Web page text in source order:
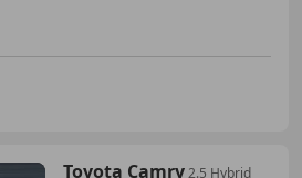
Toyota Camry2.5 Hybrid